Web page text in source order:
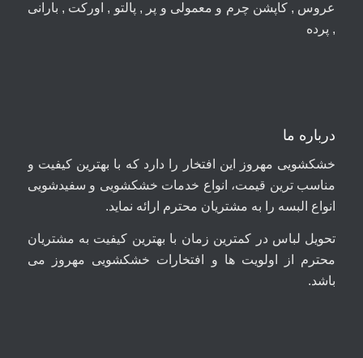
عروس , کاپشن چرم و معمولی و پر , پالتو , اورکت , بارانی
, پرده
درباره ما
خشکشویی مهروز این افتخار را دارد که با بهترین کیفیت و
مناسب ترین قیمت، انواع خدمات خشکشویی و سفیدشویی
انواع البسه را به مشتریان محترم ارائه نماید.
تحویل لباس در کمترین زمان با بهترین کیفیت به مشتریان
محترم از اولویت ها و افتخارات خشکشویی مهروز می
باشد.